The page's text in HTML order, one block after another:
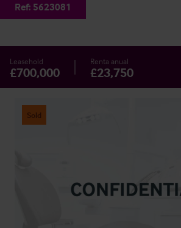
Ref: 5623081
Leasehold
£700,000
Renta anual
£23,750
Sold